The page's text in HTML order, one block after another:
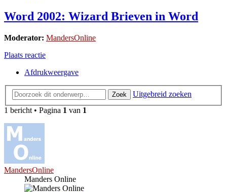
Word 2002: Wizard Brieven in Word
Moderator: MandersOnline
Plaats reactie
Afdrukweergave
Zoek
Uitgebreid zoeken
1 bericht • Pagina 1 van 1
MandersOnline
Manders Online